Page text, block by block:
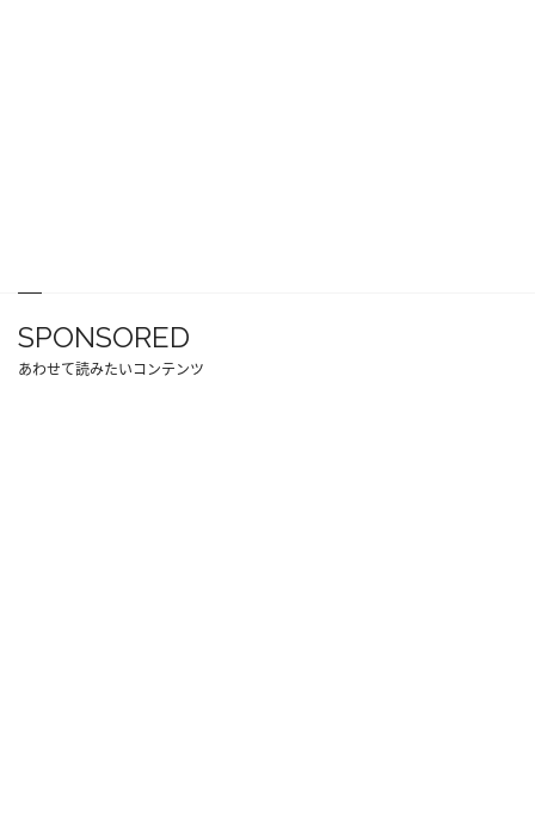
SPONSORED
あわせて読みたいコンテンツ